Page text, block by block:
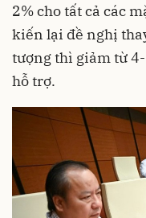
2% cho tất cả các
kiến lại đề nghị
tượng thì giảm từ
hỗ trợ.